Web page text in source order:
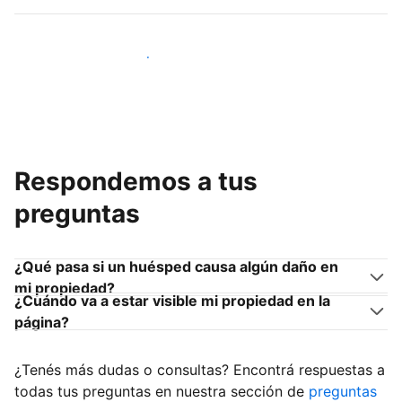
Unite a otros anfitriones como vos
Respondemos a tus
preguntas
¿Qué pasa si un huésped causa algún daño en
mi propiedad?
¿Cuándo va a estar visible mi propiedad en la
página?
¿Tenés más dudas o consultas? Encontrá respuestas a
todas tus preguntas en nuestra sección de preguntas